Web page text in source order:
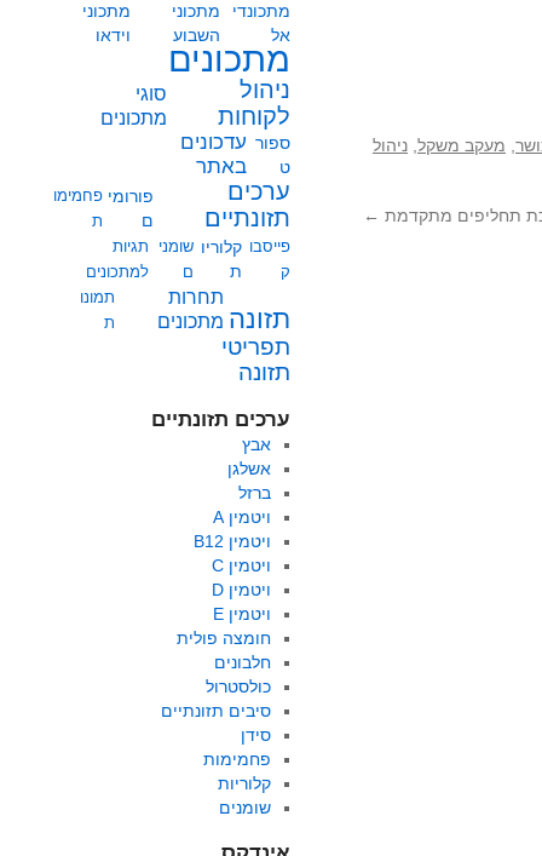
מעקב משקל ניהול
תחליפים מתקדמת ←
מתכונדי
אל
מתכוני
השבוע
מתכוני
וידאו
מתכונים
ניהול
לקוחות
סוגי
מתכונים
ספור
ט
עדכונים
באתר
ערכים
תזונתיים
פורומי
ם
פחמימו
ת
פייסבו
ק
קלוריו
ת
שומני
ם
תגיות
למתכונים
תזונה
תחרות
מתכונים
תמונו
ת
תפריטי
תזונה
ערכים תזונתיים
אבץ
אשלגן
ברזל
ויטמין A
ויטמין B12
ויטמין C
ויטמין D
ויטמין E
חומצה פולית
חלבונים
כולסטרול
סיבים תזונתיים
סידן
פחמימות
קלוריות
שומנים